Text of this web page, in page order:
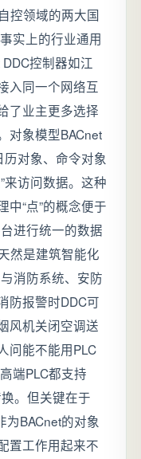
控领域的两大国
实上的行业通用
控制器如江
入同一个网络互
了业主更多选择
对象模型BACnet
历对象、命令对象
来访问数据。这种
中“点”的概念便于
进行统一的数据
然是建筑智能化
消防系统、安防
防报警时DDC可
风机关闭空调送
问能不能用PLC
端PLC都支持
。但关键在于
为BACnet的对象
置工作用起来不